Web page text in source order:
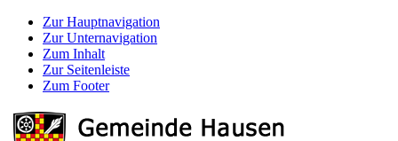
Zur Hauptnavigation
Zur Unternavigation
Zum Inhalt
Zur Seitenleiste
Zum Footer